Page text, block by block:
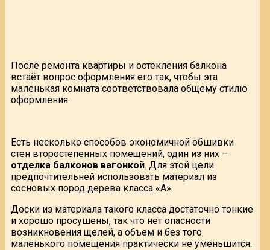
После ремонта квартиры и остекления балкона
встаёт вопрос оформления его так, чтобы эта
маленькая комната соответствовала общему стилю
оформления.
Есть несколько способов экономичной обшивки
стен второстепенных помещений, один из них –
отделка балконов вагонкой. Для этой цели
предпочтительней использовать материал из
сосновых пород дерева класса «А».
Доски из материала такого класса достаточно тонкие
и хорошо просушены, так что нет опасности
возникновения щелей, а объем и без того
маленького помещения практически не уменьшится.